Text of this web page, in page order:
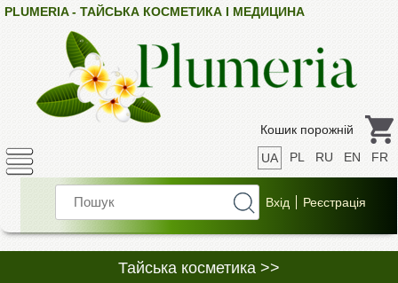
PLUMERIA - ТАЙСЬКА КОСМЕТИКА І МЕДИЦИНА
Кошик порожній
UA
PL RU EN FR
Тайська косметика >>